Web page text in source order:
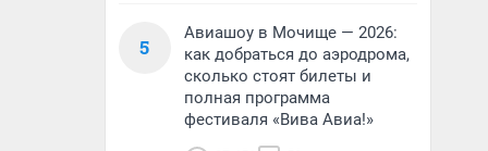
5
Авиашоу в Мочище — 2026:
как добраться до аэродрома,
сколько стоят билеты и
полная программа
фестиваля «Вива Авиа!»